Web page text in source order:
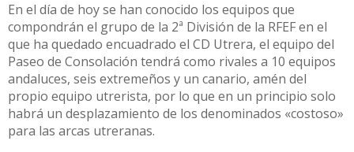
En el día de hoy se han conocido los equipos que
compondrán el grupo de la 2ª División de la RFEF en el
que ha quedado encuadrado el CD Utrera, el equipo del
Paseo de Consolación tendrá como rivales a 10 equipos
andaluces, seis extremeños y un canario, amén del
propio equipo utrerista, por lo que en un principio solo
habrá un desplazamiento de los denominados «costoso»
para las arcas utreranas.